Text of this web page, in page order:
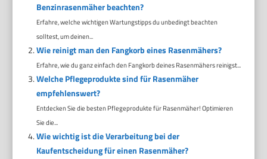
Benzinrasenmäher beachten?
Erfahre, welche wichtigen Wartungstipps du unbedingt beachten
solltest, um deinen...
Wie reinigt man den Fangkorb eines Rasenmähers?
Erfahre, wie du ganz einfach den Fangkorb deines Rasenmähers reinigst...
Welche Pflegeprodukte sind für Rasenmäher
empfehlenswert?
Entdecken Sie die besten Pflegeprodukte für Rasenmäher! Optimieren
Sie die...
Wie wichtig ist die Verarbeitung bei der
Kaufentscheidung für einen Rasenmäher?